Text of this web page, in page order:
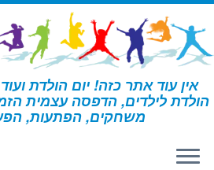
דלג
לתוכן
אין עוד אתר כזה! יום הולדת
הולדת לילדים, הדפסה עצמית
משחקים, הפתעות, דף הבית » קסמים